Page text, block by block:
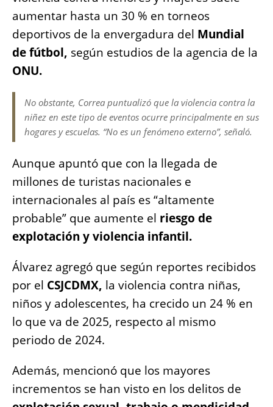
aumentar hasta un 30 % en torneos
deportivos de la envergadura del Mundial
de fútbol, según estudios de la agencia de la
ONU.
No obstante, Correa puntualizó que la violencia contra la
niñez en este tipo de eventos ocurre principalmente en sus
hogares y escuelas. “No es un fenómeno externo”, señaló.
Aunque apuntó que con la llegada de
millones de turistas nacionales e
internacionales al país es “altamente
probable” que aumente el riesgo de
explotación y violencia infantil.
Álvarez agregó que según reportes recibidos
por el CSJCDMX, la violencia contra niñas,
niños y adolescentes, ha crecido un 24 % en
lo que va de 2025, respecto al mismo
periodo de 2024.
Además, mencionó que los mayores
incrementos se han visto en los delitos de